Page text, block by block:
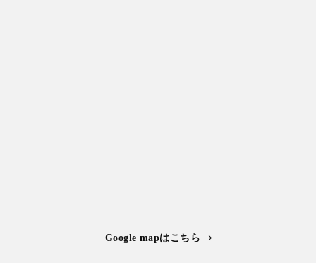
Google mapはこちら